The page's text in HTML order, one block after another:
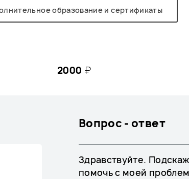
образование и сертификаты
2000 ₽
Вопрос - ответ
Здравствуйте.
помочь с моей